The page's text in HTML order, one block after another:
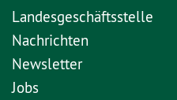
Landesgeschäftsstelle
Nachrichten
Newsletter
Jobs